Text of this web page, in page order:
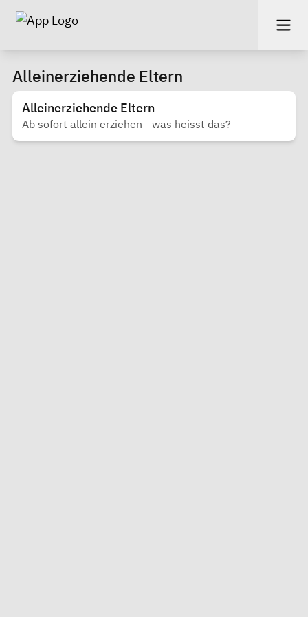
Alleinerziehende Eltern
Alleinerziehende Eltern
Ab sofort allein erziehen - was heisst das?